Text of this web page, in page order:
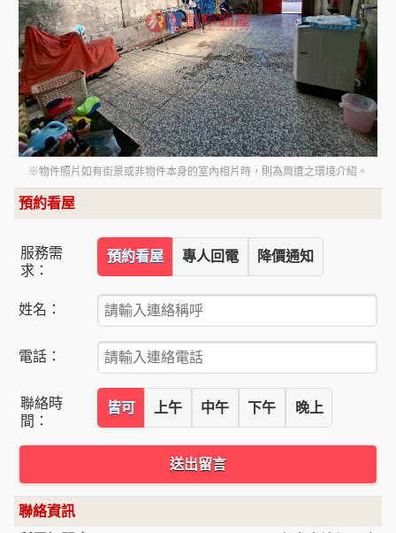
※物件照片如有街景或非物件本身的室內相片時，則為周遭之環境介紹。
預約看屋
服務需
求：
預約看屋 專人回電 降價通知
姓名：
電話：
聯絡時
間：
皆可 上午 中午 下午 晚上
送出留言
聯絡資訊